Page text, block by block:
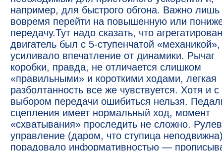
например, для быстрого обгона. Важно лишь
вовремя перейти на повышенную или
передачу.Тут надо сказать, что агрегатирован
двигатель был с 5-ступенчатой «механикой»,
усиливало впечатление от динамики. Рычаг
коробки, правда, не отличается слишком
«правильными» и короткими ходами, легкая
разболтанность все же чувствуется. Хотя и с
выбором передачи ошибиться нельзя.
сцепления имеет нормальный ход, момент
«схватывания» проследить не сложно.
управление (даром, что ступица
порадовало информативностью —